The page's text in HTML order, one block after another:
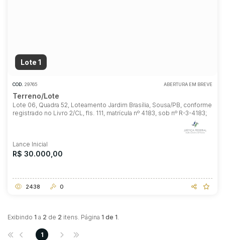
Lote 1
COD. 29765 ABERTURA EM BREVE
Terreno/Lote
Lote 06, Quadra 52, Loteamento Jardim Brasília, Sousa/PB, conforme
registrado no Livro 2/CL, fls. 111, matrícula nº 4183, sob nº R-3-4183;
Lance Inicial
R$ 30.000,00
2438 0
Exibindo 1 a 2 de 2 itens. Página 1 de 1.
1